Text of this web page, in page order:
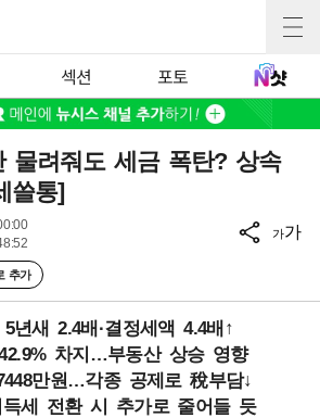
섹션 포토
물려줘도 세금 폭탄? 상속
쓸통]
추가
가가
년새 2.4배·결정세액 4.4배↑
차지…부동산 상승 영향
만원…각종 공제로 稅부담↓
득세 전환 시 추가로 줄어들 듯